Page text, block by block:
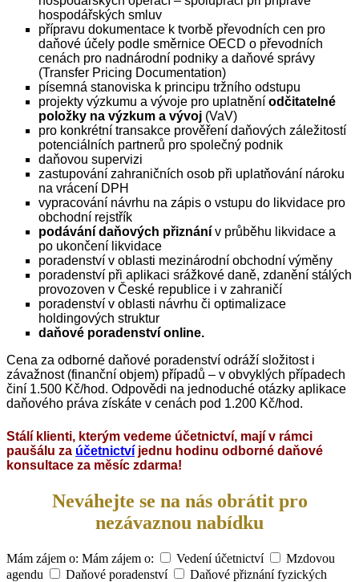
hospodářských smluv
přípravu dokumentace k tvorbě převodních cen pro
daňové účely podle směrnice OECD o převodních
cenách pro nadnárodní podniky a daňové správy
(Transfer Pricing Documentation)
písemná stanoviska k principu tržního odstupu
projekty výzkumu a vývoje pro uplatnění odčitatelné
položky na výzkum a vývoj (VaV)
pro konkrétní transakce prověření daňových záležitostí
potenciálních partnerů pro společný podnik
daňovou supervizi
zastupování zahraničních osob při uplatňování nároku
na vrácení DPH
vypracování návrhu na zápis o vstupu do likvidace pro
obchodní rejstřík
podávání daňových přiznání v průběhu likvidace a
po ukončení likvidace
poradenství v oblasti mezinárodní obchodní výměny
poradenství při aplikaci srážkové daně, zdanění stálých
provozoven v České republice i v zahraničí
poradenství v oblasti návrhu či optimalizace
holdingových struktur
daňové poradenství online.
Cena za odborné daňové poradenství odráží složitost i
závažnost (finanční objem) případů – v obvyklých případech
činí 1.500 Kč/hod. Odpovědi na jednoduché otázky aplikace
daňového práva získáte v cenách pod 1.200 Kč/hod.
Stálí klienti, kterým vedeme účetnictví, mají v rámci
paušálu za účetnictví jednu hodinu odborné daňové
konsultace za měsíc zdarma!
Neváhejte se na nás obrátit pro
nezávaznou nabídku
Mám zájem o: Mám zájem o: Vedení účetnictví
Mzdovou
agendu
Daňové poradenství
Daňové přiznání fyzických